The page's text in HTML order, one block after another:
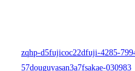
zqhp-d5fujicoc22dfuji-4285-
57douguyasan3a7fsakae-030983